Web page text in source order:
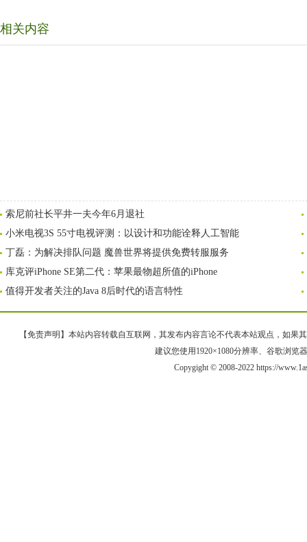
相关内容
索尼前社长平井一夫今年6月退社
小米电视3S 55寸电视评测：以设计和功能诠释人工智能
丁磊：为解决排队问题 魔兽世界将提供免费转服服务
库克评iPhone SE第二代：苹果最物超所值的iPhone
值得开发者关注的Java 8后时代的语言特性
【免责声明】本站内容转载自互联网，其发布内容言论不代表本站观点，如果
建议您使用1920×1080分辨率、谷歌浏览
Copygight © 2008-2022 https://